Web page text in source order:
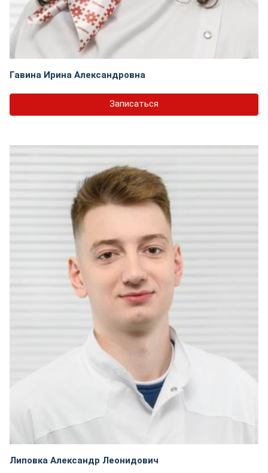
Гавина Ирина Александровна
Записаться
Липовка Александр Леонидович